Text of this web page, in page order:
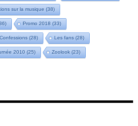
sur la musique (38)
Promo 2018 (33)
Confessions (28) Les fans (28)
2010 (25) Zoolook (23)